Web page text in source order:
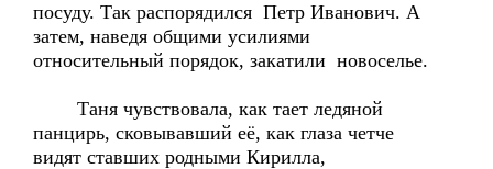
посуду. Так распорядился Петр Иванович. А
затем, наведя общими усилиями
относительный порядок, закатили новоселье.
Таня чувствовала, как тает ледяной
панцирь, сковывавший её, как глаза четче
видят ставших родными Кирилла,